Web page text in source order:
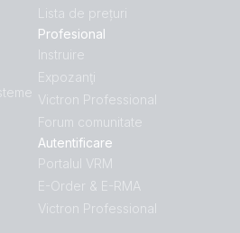
Lista de prețuri
Profesional
Instruire
Expozanţi
Victron Professional
Forum comunitate
Autentificare
Portalul VRM
E-Order & E-RMA
Victron Professional